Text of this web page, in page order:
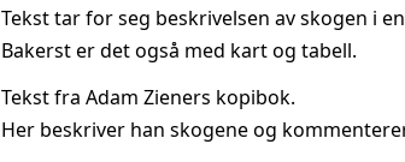
Tekst tar for seg beskrivelsen av skogen i
Bakerst er det også med kart og tabell.
Tekst fra Adam Zieners kopibok.
Her beskriver han skogene og